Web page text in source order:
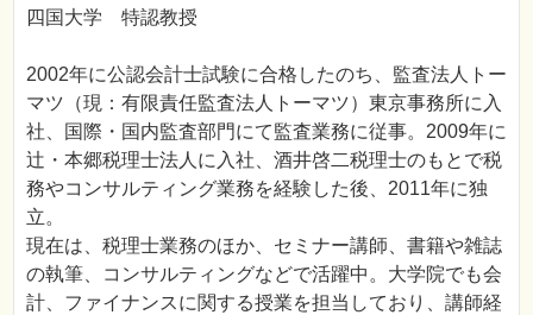
四国大学 特認教授
2002年に公認会計士試験に合格したのち、監査法人トー
マツ（現：有限責任監査法人トーマツ）東京事務所に入
社、国際・国内監査部門にて監査業務に従事。2009年に
辻・本郷税理士法人に入社、酒井啓二税理士のもとで税
務やコンサルティング業務を経験した後、2011年に独
立。
現在は、税理士業務のほか、セミナー講師、書籍や雑誌
の執筆、コンサルティングなどで活躍中。大学院でも会
計、ファイナンスに関する授業を担当しており、講師経